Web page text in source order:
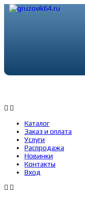
Каталог
Заказ и оплата
Услуги
Распродажа
Новинки
Контакты
Вход